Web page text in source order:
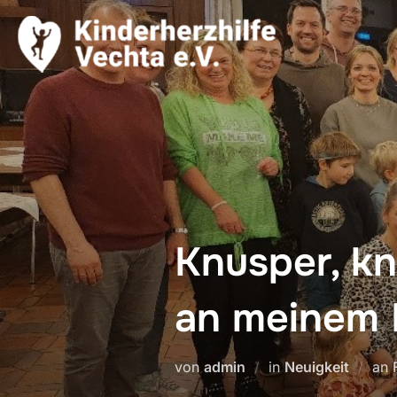
Zum
Inhalt
springen
Knusper,
an meinem
von admin inNeuigkeit an